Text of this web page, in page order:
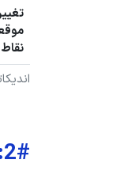
نقاط
2#: مزایای اندیکاتور پارابولیک سار